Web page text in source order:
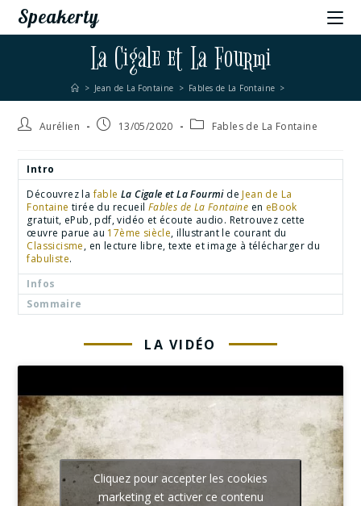
Speakerty
La Cigale et La Fourmi
> Jean de La Fontaine > Fables de La Fontaine >
Aurélien 13/05/2020 Fables de La Fontaine
Intro
Découvrez lafable La Cigale et La FourmideJean de La
Fontaine tirée du recueil Fables de La Fontaine en eBook
gratuit, ePub, pdf, vidéo et écoute audio. Retrouvez cette
œuvre parue au 17ème siècle, illustrant le courant du
Classicisme, en lecture libre, texte et image à télécharger du
fabuliste.
Infos
Sommaire
LA VIDÉO
Cliquez pour accepter les cookies
marketing et activer ce contenu